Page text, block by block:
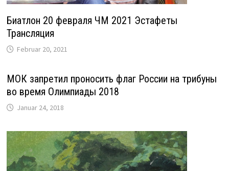
Биатлон 20 февраля ЧМ 2021 Эстафеты
Трансляция
Februar 20, 2021
МОК запретил проносить флаг России на трибуны
во время Олимпиады 2018
Januar 24, 2018